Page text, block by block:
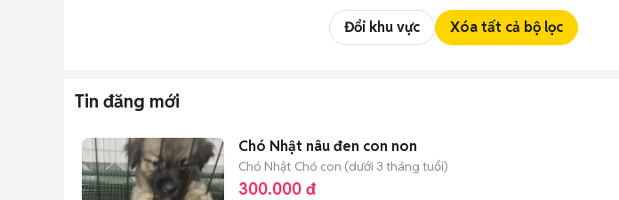
Đổi khu vực Xóa tất cả bộ lọc
Tin đăng mới
Chó Nhật nâu đen con non
Chó Nhật Chó con (dưới 3 tháng tuổi)
300.000 đ